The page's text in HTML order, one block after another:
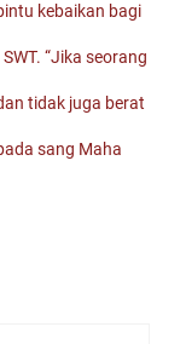
kebaikan bagi
“Jika seorang
tidak juga berat
sang Maha